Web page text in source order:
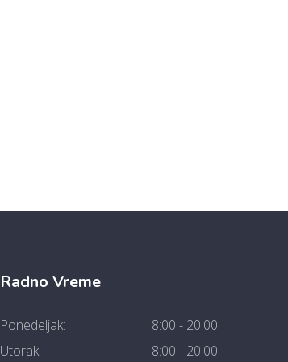
Radno Vreme
Ponedeljak:
8:00 - 20.00
Utorak:
8:00 - 20.00